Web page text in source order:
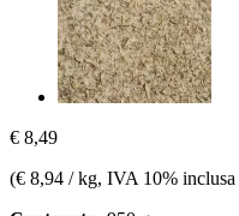
€ 8,49
(€ 8,94 / kg, IVA 10% inclusa